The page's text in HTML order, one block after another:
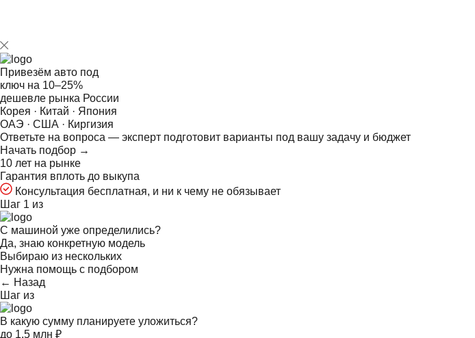
Привезём авто под
ключ на 10–25%
дешевле рынка России
Корея · Китай · Япония
ОАЭ · США · Киргизия
Ответьте на вопроса — эксперт подготовит варианты под вашу задачу и бюджет
Начать подбор →
10 лет на рынке
Гарантия вплоть до выкупа
Консультация бесплатная, и ни к чему не обязывает
Шаг 1 из
С машиной уже определились?
Да, знаю конкретную модель
Выбираю из нескольких
Нужна помощь с подбором
← Назад
Шаг из
В какую сумму планируете уложиться?
до 1,5 млн ₽